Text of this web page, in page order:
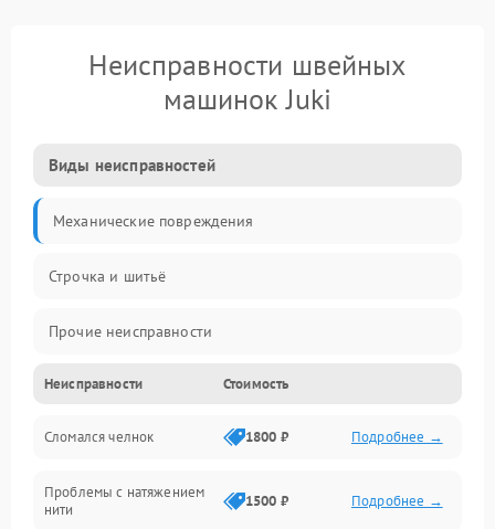
Неисправности швейных
машинок Juki
Виды неисправностей
Механические повреждения
Строчка и шитьё
Прочие неисправности
Электроника
Управление и электроника
Подача ткани
Неисправности Стоимость
Сломался челнок 1800 ₽ Подробнее →
Проблемы с натяжением
нити
1500 ₽ Подробнее →